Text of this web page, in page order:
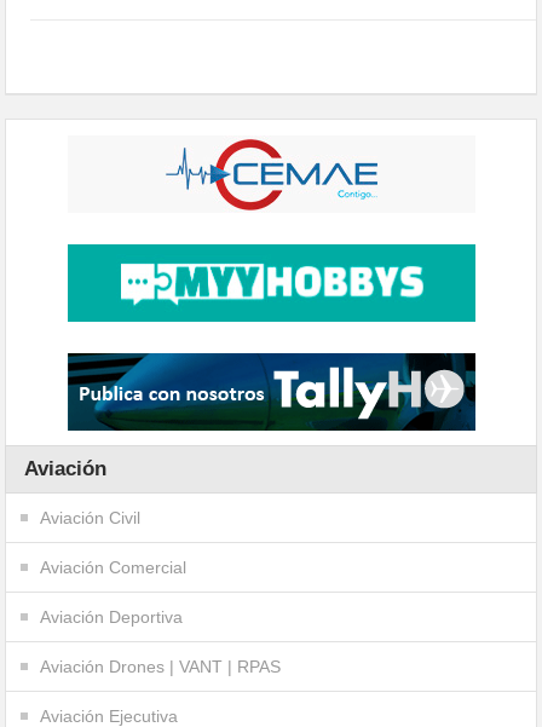
Aviación
Aviación Civil
Aviación Comercial
Aviación Deportiva
Aviación Drones | VANT | RPAS
Aviación Ejecutiva